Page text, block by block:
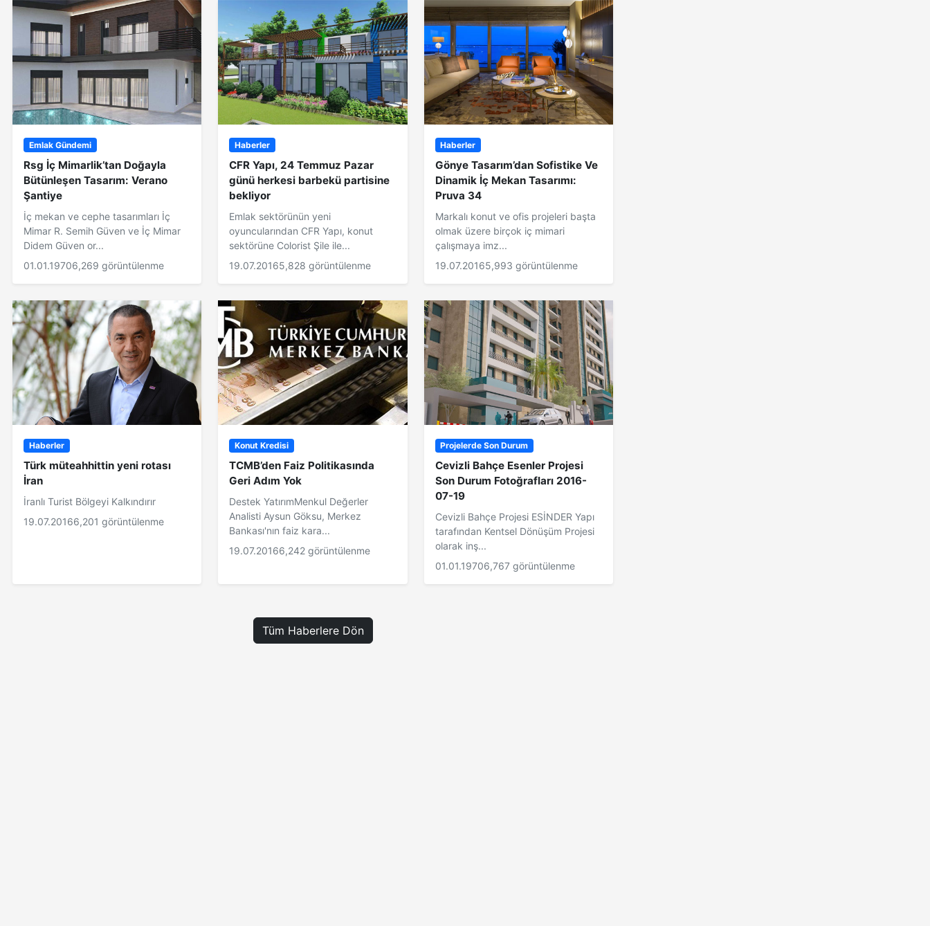
Emlak Gündemi
Rsg İç Mimarlik’tan Doğayla
Bütünleşen Tasarım: Verano
Şantiye
İç mekan ve cephe tasarımları İç
Mimar R. Semih Güven ve İç Mimar
Didem Güven or...
01.01.19706,269 görüntülenme
Haberler
CFR Yapı, 24 Temmuz Pazar
günü herkesi barbekü partisine
bekliyor
Emlak sektörünün yeni
oyuncularından CFR Yapı, konut
sektörüne Colorist Şile ile...
19.07.20165,828 görüntülenme
Haberler
Gönye Tasarım’dan Sofistike Ve
Dinamik İç Mekan Tasarımı:
Pruva 34
Markalı konut ve ofis projeleri başta
olmak üzere birçok iç mimari
çalışmaya imz...
19.07.20165,993 görüntülenme
Haberler
Türk müteahhittin yeni rotası
İran
İranlı Turist Bölgeyi Kalkındırır
19.07.20166,201 görüntülenme
Konut Kredisi
TCMB’den Faiz Politikasında
Geri Adım Yok
Destek YatırımMenkul Değerler
Analisti Aysun Göksu, Merkez
Bankası'nın faiz kara...
19.07.20166,242 görüntülenme
Projelerde Son Durum
Cevizli Bahçe Esenler Projesi
Son Durum Fotoğrafları 2016-
07-19
Cevizli Bahçe Projesi ESİNDER Yapı
tarafından Kentsel Dönüşüm Projesi
olarak inş...
01.01.19706,767 görüntülenme
Tüm Haberlere Dön